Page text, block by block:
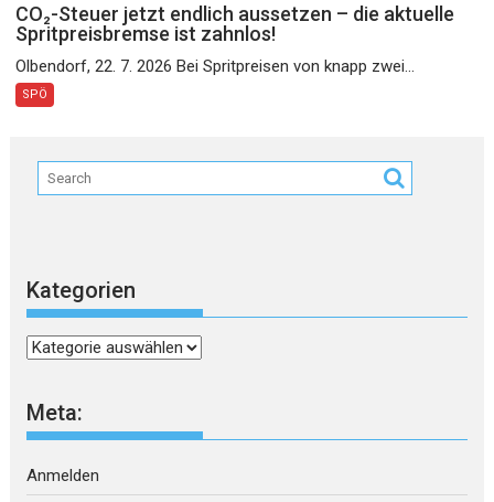
CO₂-Steuer jetzt endlich aussetzen – die aktuelle
Spritpreisbremse ist zahnlos!
Olbendorf, 22. 7. 2026 Bei Spritpreisen von knapp zwei...
SPÖ
Kategorien
Kategorien
Meta:
Anmelden